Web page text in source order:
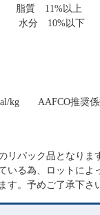
脂質 11%以上
水分 10%以下
kg AAFCO推奨係
リパック品となりま
いる為、ロットによ
す。予めご了承下さ